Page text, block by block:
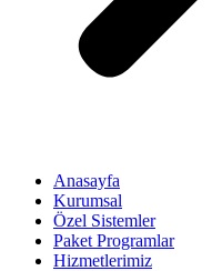
Anasayfa
Kurumsal
Özel Sistemler
Paket Programlar
Hizmetlerimiz